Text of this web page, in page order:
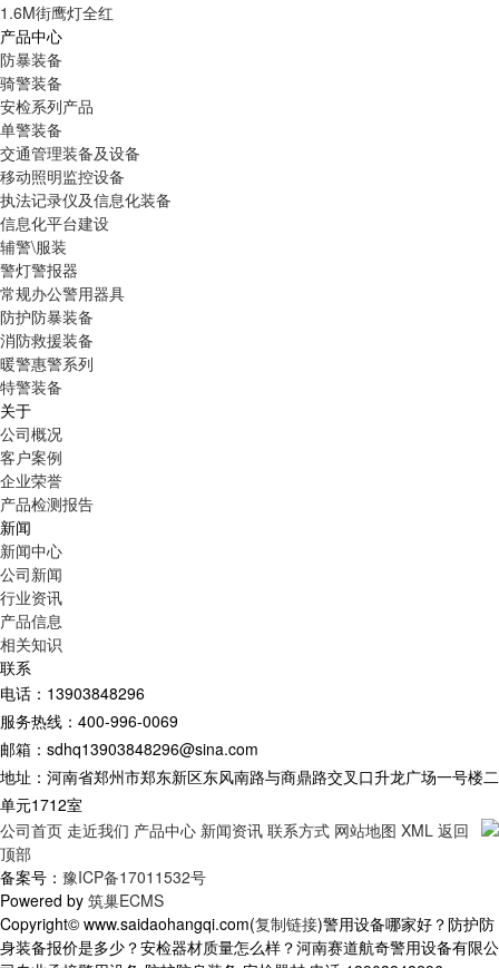
1.6M街鹰灯全红
产品中心
防暴装备
骑警装备
安检系列产品
单警装备
交通管理装备及设备
移动照明监控设备
执法记录仪及信息化装备
信息化平台建设
辅警\服装
警灯警报器
常规办公警用器具
防护防暴装备
消防救援装备
暖警惠警系列
特警装备
关于
公司概况
客户案例
企业荣誉
产品检测报告
新闻
新闻中心
公司新闻
行业资讯
产品信息
相关知识
联系
电话：13903848296
服务热线：400-996-0069
邮箱：sdhq13903848296@sina.com
地址：河南省郑州市郑东新区东风南路与商鼎路交叉口升龙广场一号楼二
单元1712室
公司首页 走近我们 产品中心 新闻资讯 联系方式 网站地图 XML 返回
顶部
备案号： 豫ICP备17011532号
Powered by 筑巢ECMS
Copyright© www.saidaohangqi.com(复制链接)警用设备哪家好？防护防
身装备报价是多少？安检器材质量怎么样？河南赛道航奇警用设备有限公